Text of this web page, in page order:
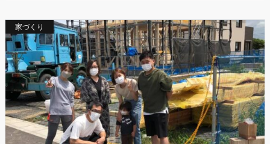
家づくり